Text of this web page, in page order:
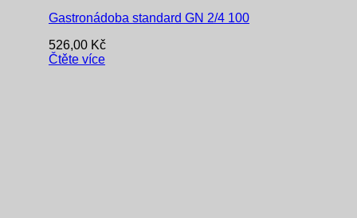
Gastronádoba standard GN 2/4 100
526,00 Kč
Čtěte více